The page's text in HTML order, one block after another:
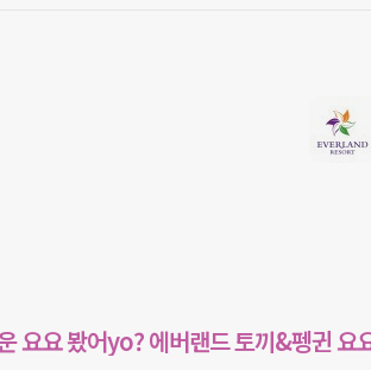
요요 봤어yo? 에버랜드 토끼&펭귄 요